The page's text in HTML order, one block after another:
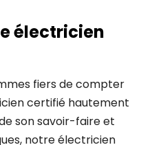
électricien
fiers de compter
certifié hautement
son savoir-faire et
notre électricien